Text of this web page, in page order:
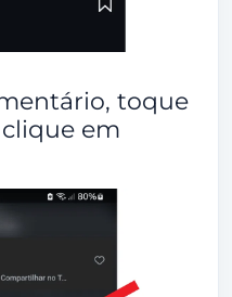
toque
em